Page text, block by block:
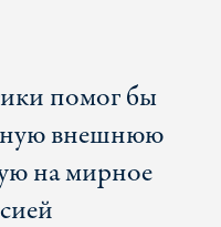
помог бы
внешнюю
на мирное